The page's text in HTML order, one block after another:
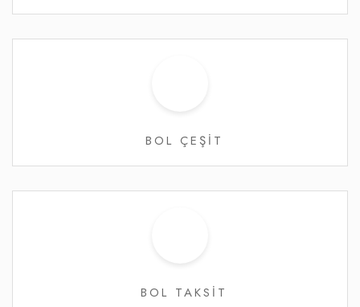
BOL ÇEŞİT
BOL TAKSİT